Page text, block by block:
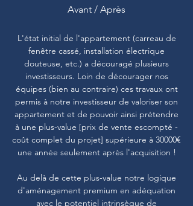
Avant / Après
L'état initial de l'appartement (carreau de
fenêtre cassé, installation électrique
douteuse, etc.) a découragé plusieurs
investisseurs. Loin de décourager nos
équipes (bien au contraire) ces travaux ont
permis à notre investisseur de valoriser son
appartement et de pouvoir ainsi prétendre
à une plus-value [prix de vente escompté -
coût complet du projet] supérieure à 30000€
une année seulement après l'acquisition !
Au delà de cette plus-value notre logique
d'aménagement premium en adéquation
avec le potentiel intrinsèque de